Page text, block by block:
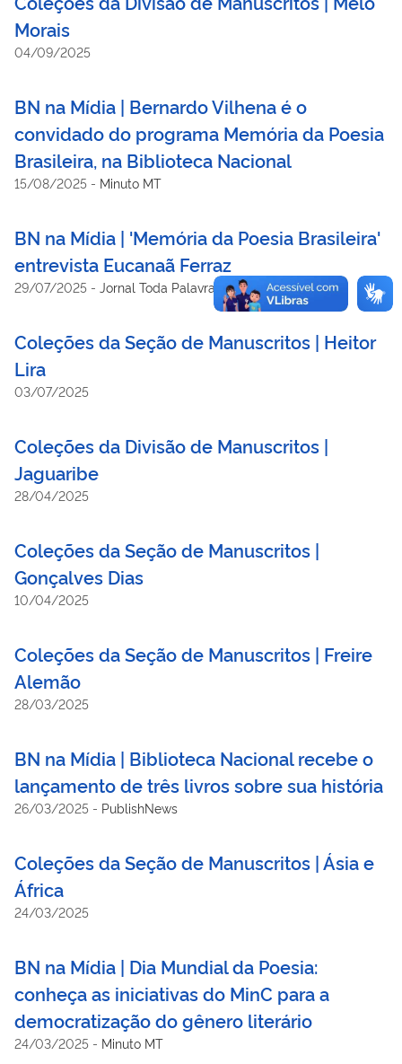
Morais
04/09/2025
BN na Mídia | Bernardo Vilhena é o
convidado do programa Memória da Poesia
Brasileira, na Biblioteca Nacional
15/08/2025 - Minuto MT
BN na Mídia | 'Memória da Poesia Brasileira'
entrevista Eucanaã Ferraz
29/07/2025 - Jornal Toda Palavra
Coleções da Seção de Manuscritos | Heitor
Lira
03/07/2025
Coleções da Divisão de Manuscritos |
Jaguaribe
28/04/2025
Coleções da Seção de Manuscritos |
Gonçalves Dias
10/04/2025
Coleções da Seção de Manuscritos | Freire
Alemão
28/03/2025
BN na Mídia | Biblioteca Nacional recebe o
lançamento de três livros sobre sua história
26/03/2025 - PublishNews
Coleções da Seção de Manuscritos | Ásia e
África
24/03/2025
BN na Mídia | Dia Mundial da Poesia:
conheça as iniciativas do MinC para a
democratização do gênero literário
24/03/2025 - Minuto MT